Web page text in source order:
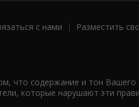
с нами | Разместить
что содержание и тон
которые нарушают эти